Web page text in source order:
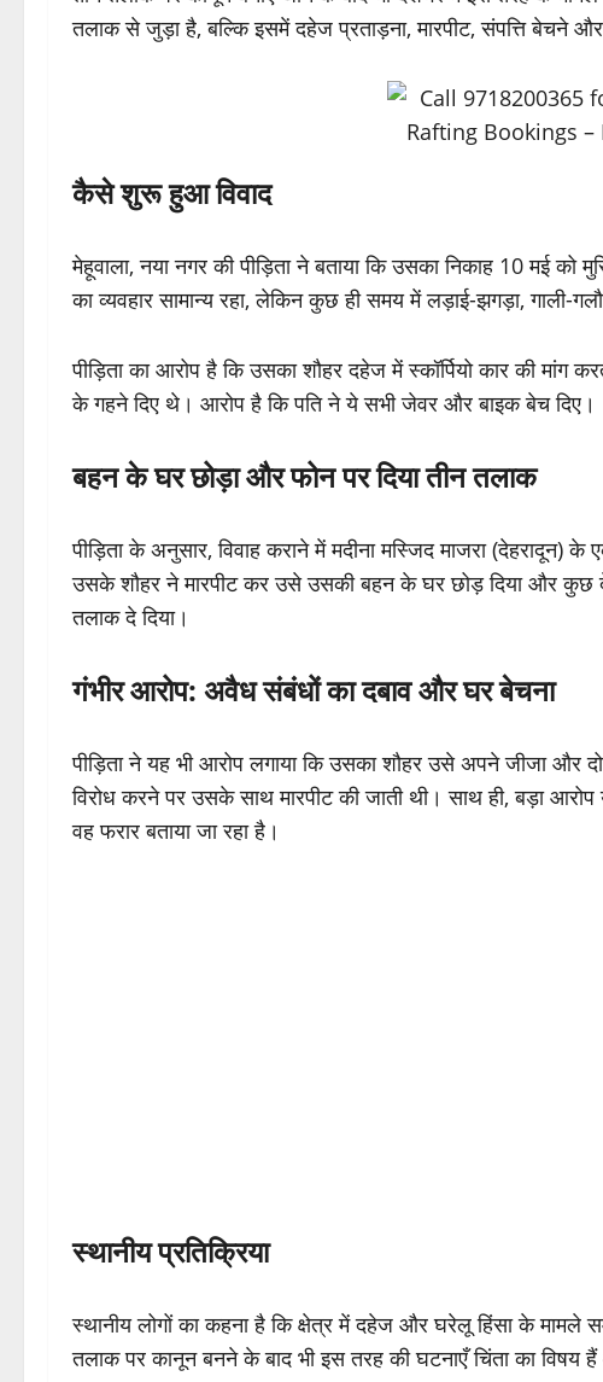
तलाक से जुड़ा है, बल्कि इसमें दहेज प्रताड़ना, मारपीट, संपत्ति बेचने
कैसे शुरू हुआ विवाद
मेहूवाला, नया नगर की पीड़िता ने बताया कि उसका निकाह 10 मई
का व्यवहार सामान्य रहा, लेकिन कुछ ही समय में लड़ाई-झगड़ा, गाली-
पीड़िता का आरोप है कि उसका शौहर दहेज में स्कॉर्पियो कार की मांग
के गहने दिए थे। आरोप है कि पति ने ये सभी जेवर और बाइक बेच दिए।
बहन के घर छोड़ा और फोन पर दिया तीन तलाक
पीड़िता के अनुसार, विवाह कराने में मदीना मस्जिद माजरा (देहरादून) के
उसके शौहर ने मारपीट कर उसे उसकी बहन के घर छोड़ दिया और कुछ
तलाक दे दिया।
गंभीर आरोप: अवैध संबंधों का दबाव और घर बेचना
पीड़िता ने यह भी आरोप लगाया कि उसका शौहर उसे अपने जीजा
विरोध करने पर उसके साथ मारपीट की जाती थी। साथ ही, बड़ा
वह फरार बताया जा रहा है।
स्थानीय प्रतिक्रिया
स्थानीय लोगों का कहना है कि क्षेत्र में दहेज और घरेलू हिंसा के
तलाक पर कानून बनने के बाद भी इस तरह की घटनाएँ चिंता का